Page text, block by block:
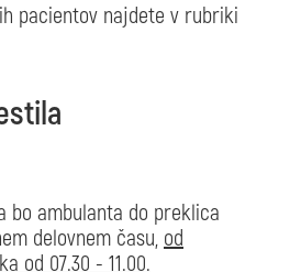
pacientov najdete v rubriki
bo ambulanta do preklica
delovnem času, od
od 07.30 - 11.00.